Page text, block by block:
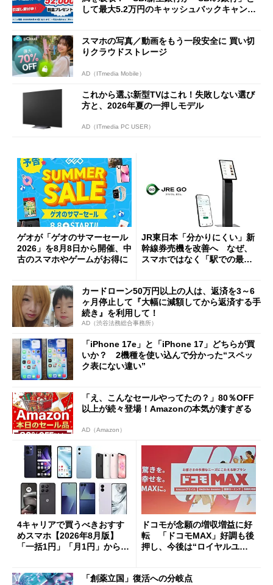
して最大5.2万円のキャッシュバックキャンペ
スマホの写真／動画をもう一段安全に 買い切
りクラウドストレージ
AD（ITmedia Mobile）
これから選ぶ新型TVはこれ！失敗しない選び
方と、2026年夏の一押しモデル
AD（ITmedia PC USER）
ゲオが「ゲオのサマーセール
2026」を8月8日から開催、中
古のスマホやゲームがお得に
JR東日本「分かりにくい」新
幹線券売機を改善へ なぜ、
スマホではなく「駅での最短
カードローン50万円以上の人は、返済を3～6
ヶ月停止して『大幅に減額してから返済する手
続き』を利用して！
AD（渋谷法務総合事務所）
「iPhone 17e」と「iPhone 17」どちらが買
いか？ 2機種を使い込んで分かった“スペッ
ク表にない違い”
「え、こんなセールやってたの？」80％OFF
以上が続々登場！Amazonの本気が凄すぎる
AD（Amazon）
4キャリアで買うべきおすす
めスマホ【2026年8月版】
「一括1円」「月1円」からお
ドコモが念願の増収増益に好
転 「ドコモMAX」好調も後
押し、今後は“ロイヤルユー
「創薬立国」復活への分岐点